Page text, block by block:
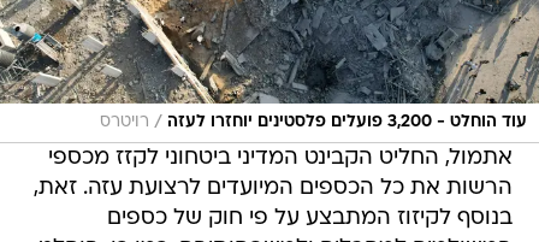
עוד הוחלט - 3,200 פועלים פלסטינים יוחזרו לעזה / רויטרס
אתמול, החליט הקבינט המדיני ביטחוני לקזז מכספי
הרשות את כל הכספים המיועדים לרצועת עזה. זאת,
בנוסף לקיזוז המתבצע על פי חוק של כספים